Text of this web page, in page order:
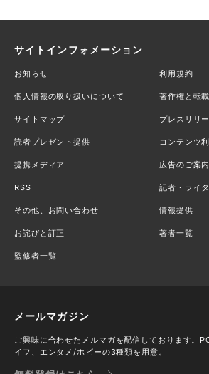
サイトインフォメーション
お知らせ 利用規約
個人情報の取り扱いについて 著作権と転
サイトマップ プレスリリ
読者プレゼント提供 コンテンツ
提携メディア 広告のご案内
RSS 記者・ライ
その他、お問い合わせ 情報提供
お詫びと訂正 著者一覧
監修者一覧
メールマガジン
ご興味に合わせたメルマガを配信しております。
イフ、エンタメ/ホビーの3種類を用意。